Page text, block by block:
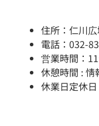
住所：仁川
電話：032-
営業時間：
休憩時間 : 情
休業日定休